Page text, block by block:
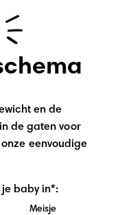
en de
de gaten voor
eenvoudige
je baby in*:
Meisje